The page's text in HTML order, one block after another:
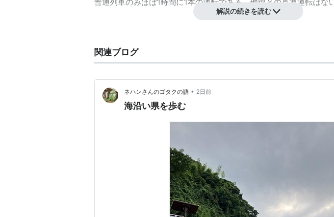
普通列車のみほぼ1時間に1本の運転である。他線との直通運転はない
駅名
“えき”は略
高岡駅 たかおか 北陸線・城端線
越中中川駅 えっちゅうなかがわ
えっちゅうこくぶ -
あまはらし -
-
解説の続きを読む
関連ブログ
ネハンさんのゴタクの語 • 2日前
海沿い県を歩む